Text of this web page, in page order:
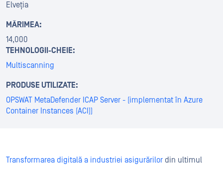
Elveția
MĂRIMEA:
14,000
TEHNOLOGII-CHEIE:
Multiscanning
PRODUSE UTILIZATE:
OPSWAT MetaDefender ICAP Server - (implementat în Azure
Container Instances (ACI))
Transformarea digitală a industriei asigurărilor din ultimul